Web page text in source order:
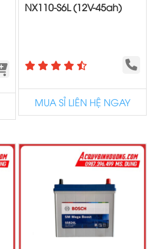
NX110-S6L (12V-45ah)
MUA SỈ LIÊN HỆ NGAY